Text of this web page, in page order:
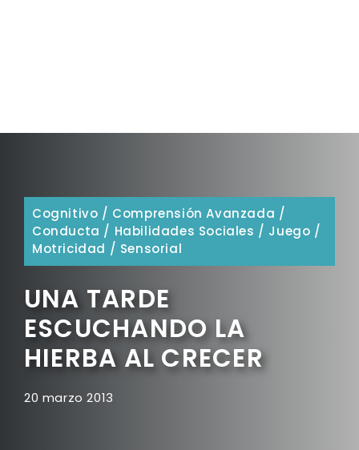
Cognitivo / Comprensión Avanzada /
Conducta / Habilidades Sociales / Juego /
Motricidad / Sensorial
UNA TARDE
ESCUCHANDO LA
HIERBA AL CRECER
20 marzo 2013